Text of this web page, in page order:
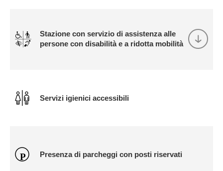
Stazione con servizio di assistenza alle
persone con disabilità e a ridotta mobilità
Servizi igienici accessibili
Presenza di parcheggi con posti riservati